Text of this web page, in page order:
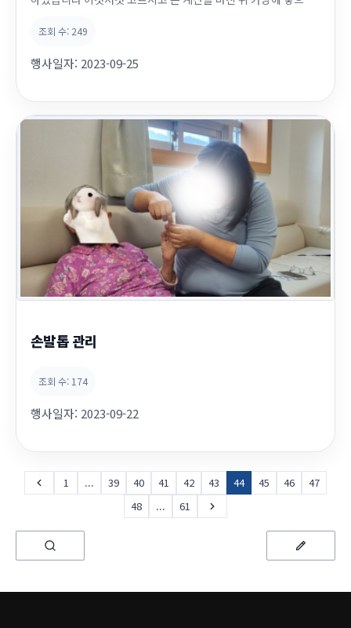
은 커피를 타서 드실 수 있게 도와드렸고 구매 후 바로 간식을 드
주셨답니다~
조회 수: 249
행사일자: 2023-09-25
손발톱 관리
조회 수: 174
행사일자: 2023-09-22
1 ... 39 40 41 42 43 44 45 46
47
48
... 61